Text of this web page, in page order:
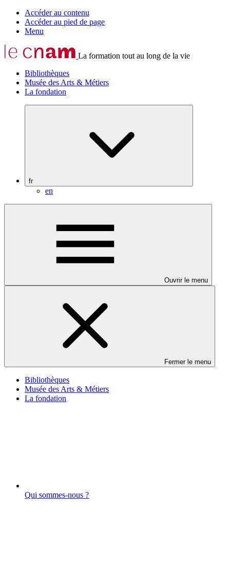
Accéder au contenu
Accéder au pied de page
Menu
La formation tout au long de la vie
Bibliothèques
Musée des Arts & Métiers
La fondation
fr
en
Ouvrir le menu
Fermer le menu
Bibliothèques
Musée des Arts & Métiers
La fondation
Qui sommes-nous ?